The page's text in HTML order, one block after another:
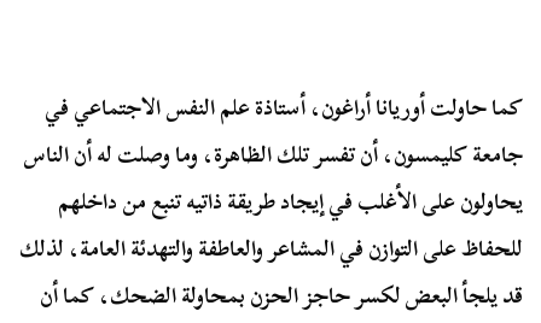
كما حاولت أوريانا أراغون، أستاذة علم النفس الاجتماعي في
جامعة كليمسون، أن تفسر تلك الظاهرة، وما وصلت له أن الناس
يحاولون على الأغلب في إيجاد طريقة ذاتيه تنبع من داخلهم
للحفاظ على التوازن في المشاعر والعاطفة والتهدئة العامة، لذلك
قد يلجأ البعض لكسر حاجز الحزن بمحاولة الضحك، كما أن